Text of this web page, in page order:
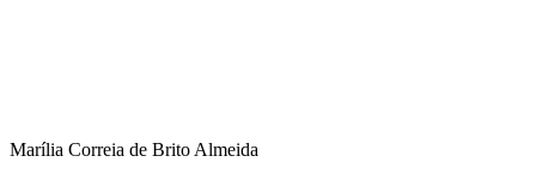
Marília Correia de Brito Almeida